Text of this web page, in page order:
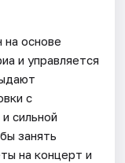
на основе
и управляется
с
сильной
занять
на концерт и